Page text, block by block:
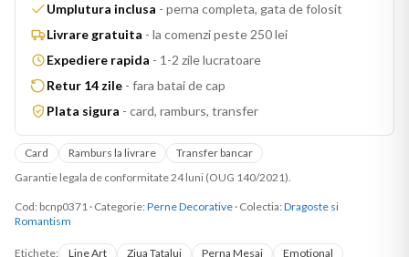
Umplutura inclusa - perna completa, gata de folosit
Livrare gratuita - la comenzi peste 250 lei
Expediere rapida - 1-2 zile lucratoare
Retur 14 zile - fara batai de cap
Plata sigura - card, ramburs, transfer
Card Ramburs la livrare
Transfer bancar
Garantie legala de conformitate 24 luni (OUG 140/2021).
Cod: bcnp0371 · Categorie: Perne Decorative · Colectia: Dragoste si
Romantism
Etichete: Line Art Ziua Tatalui Perna Mesaj
Emotional